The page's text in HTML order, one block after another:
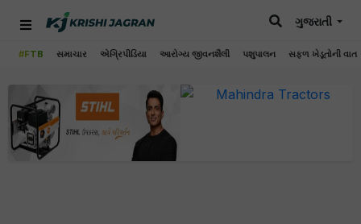
#FTB સમાચાર એગ્રિપીડિયા આરોગ્ય જીવનશૈલી પશુપાલન સફળ ખેડૂતોની વાત
ગુજરાતી